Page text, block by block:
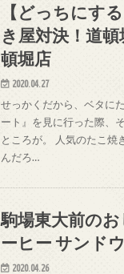
【どっちにす
き屋対決！道
頓堀店
2020.04.27
せっかくだから、ベタに
ート』を見に行った際、
ところが。 人気のたこ焼
んだろ…
駒場東大前の
ーヒー サンド
2020.04.26